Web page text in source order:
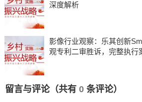
深度解析
影像行业观察：乐其创新
观专利二审胜诉，完整执行
留言与评论（共有 0条评论）